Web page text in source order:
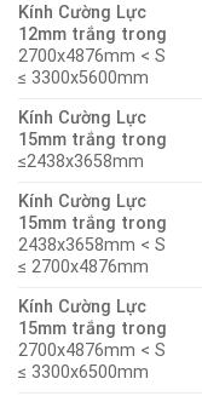
Kính Cường Lực
12mm trắng trong
2700x4876mm < S
≤ 3300x5600mm
Kính Cường Lực
15mm trắng trong
≤2438x3658mm
Kính Cường Lực
15mm trắng trong
2438x3658mm < S
≤ 2700x4876mm
Kính Cường Lực
15mm trắng trong
2700x4876mm < S
≤ 3300x6500mm